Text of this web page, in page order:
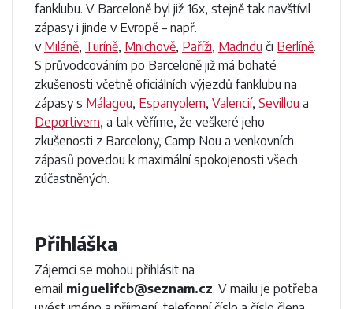
fanklubu. V Barceloně byl již 16x, stejně tak navštívil
zápasy i jinde v Evropě – např.
v Miláně, Turíně, Mnichově, Paříži, Madridu či Berlíně.
S průvodcováním po Barceloně již má bohaté
zkušenosti včetně oficiálních výjezdů fanklubu na
zápasy s Málagou, Espanyolem, Valencií, Sevillou a
Deportivem, a tak věříme, že veškeré jeho
zkušenosti z Barcelony, Camp Nou a venkovních
zápasů povedou k maximální spokojenosti všech
zúčastněných.
Přihláška
Zájemci se mohou přihlásit na
email miguelifcb@seznam.cz. V mailu je potřeba